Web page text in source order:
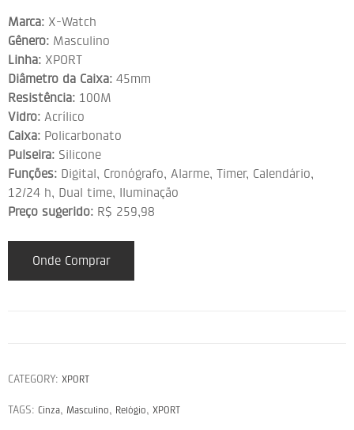
Marca: X-Watch
Gênero: Masculino
Linha: XPORT
Diâmetro da Caixa: 45mm
Resistência: 100M
Vidro: Acrílico
Caixa: Policarbonato
Pulseira: Silicone
Funções: Digital, Cronógrafo, Alarme, Timer, Calendário,
12/24 h, Dual time, Iluminação
Preço sugerido: R$ 259,98
Onde Comprar
CATEGORY: XPORT
TAGS: Cinza, Masculino, Relógio, XPORT